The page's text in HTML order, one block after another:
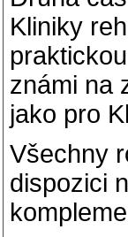
Kliniky
známi na
jako pro
Všechny
dispozici